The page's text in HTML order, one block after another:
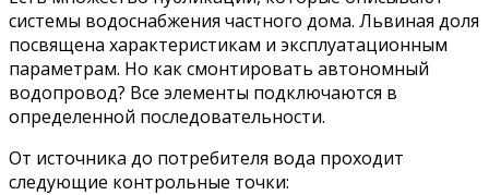
системы водоснабжения частного дома. Львиная доля
посвящена характеристикам и эксплуатационным
параметрам. Но как смонтировать автономный
водопровод? Все элементы подключаются в
определенной последовательности.
От источника до потребителя вода проходит
следующие контрольные точки: